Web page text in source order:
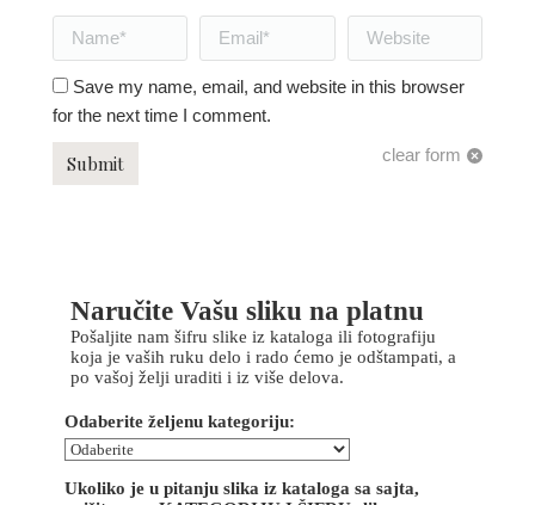
Name * Email * Website
Save my name, email, and website in this browser
for the next time I comment.
clear form
Submit